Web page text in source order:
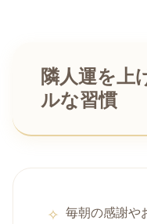
隣人運を上
ルな習慣
毎朝の感謝や